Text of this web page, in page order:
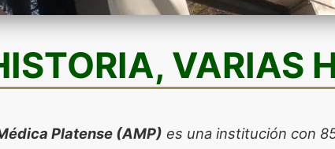
VARIAS
Platense (AMP) es una institución con